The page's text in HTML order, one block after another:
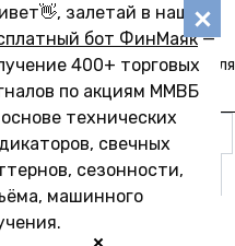
залетай в наш
бот ФинМаяк—
400+ торговых
по акциям ММВБ
технических
свечных
сезонности,
машинного
Звуковику
Коллекции звуков для
скачивания